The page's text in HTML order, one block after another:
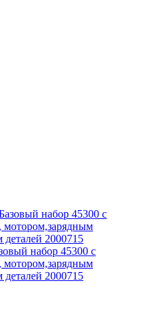
набор 45300 с
мотором,зарядным
2000715